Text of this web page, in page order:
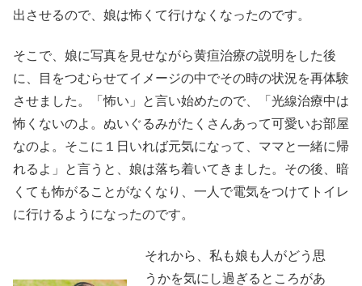
出させるので、娘は怖くて行けなくなったのです。
そこで、娘に写真を見せながら黄疸治療の説明をした後
に、目をつむらせてイメージの中でその時の状況を再体験
させました。「怖い」と言い始めたので、「光線治療中は
怖くないのよ。ぬいぐるみがたくさんあって可愛いお部屋
なのよ。そこに１日いれば元気になって、ママと一緒に帰
れるよ」と言うと、娘は落ち着いてきました。その後、暗
くても怖がることがなくなり、一人で電気をつけてトイレ
に行けるようになったのです。
それから、私も娘も人がどう思
うかを気にし過ぎるところがあ